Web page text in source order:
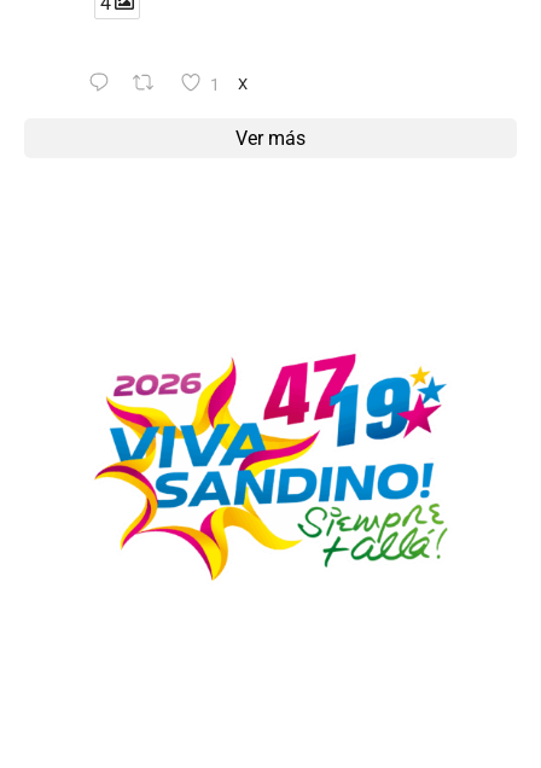
1 X
Ver más